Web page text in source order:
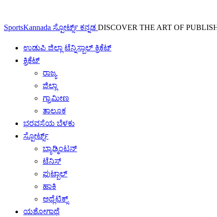
SportsKannada ಸ್ಪೋರ್ಟ್ಸ್ ಕನ್ನಡ DISCOVER THE ART OF
ಉಡುಪಿ ಜಿಲ್ಲಾ ಟೆನ್ನಿಸ್ಬಾಲ್ ಕ್ರಿಕೆಟ್
ಕ್ರಿಕೆಟ್
ರಾಜ್ಯ
ಜಿಲ್ಲಾ
ಗ್ರಾಮೀಣ
ತಾಲೂಕ
ಭರವಸೆಯ ಬೆಳಕು
ಸ್ಪೋರ್ಟ್ಸ್
ಬ್ಯಾಡ್ಮಿಂಟನ್
ಟೆನಿಸ್
ಫುಟ್ಬಾಲ್
ಹಾಕಿ
ಅಥ್ಲೆಟಿಕ್ಸ್
ಯಶೋಗಾಥೆ